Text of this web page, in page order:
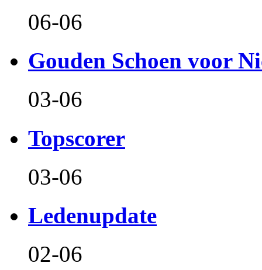
06-06
Gouden Schoen voor
03-06
Topscorer
03-06
Ledenupdate
02-06